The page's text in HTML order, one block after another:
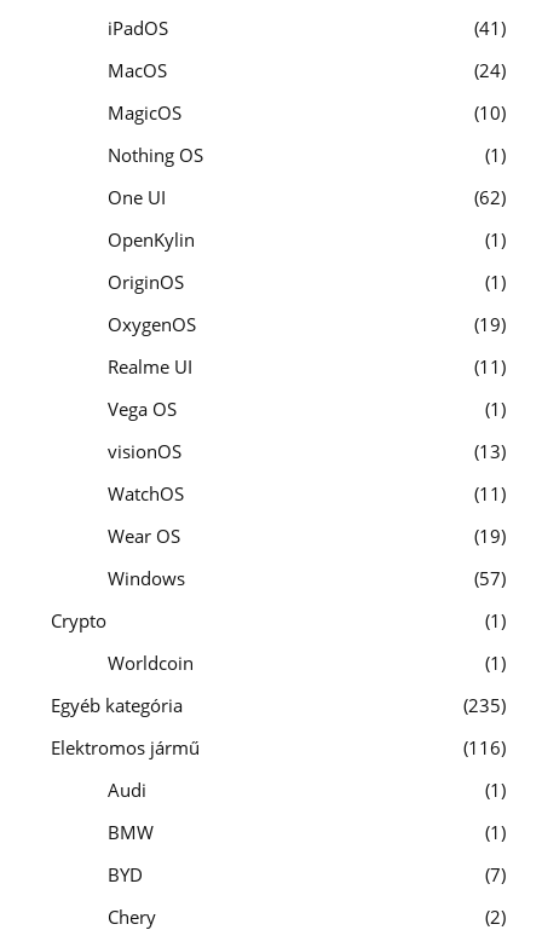
iPadOS
41
MacOS
24
MagicOS
10
Nothing OS
1
One UI
62
OpenKylin
1
OriginOS
1
OxygenOS
19
Realme UI
11
Vega OS
1
visionOS
13
WatchOS
11
Wear OS
19
Windows
57
Crypto
1
Worldcoin
1
Egyéb kategória
235
Elektromos jármű
116
Audi
1
BMW
1
BYD
7
Chery
2